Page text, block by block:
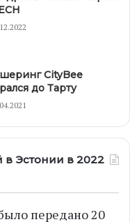
CityBee
до Тарту
Эстонии в 2022
передано 20